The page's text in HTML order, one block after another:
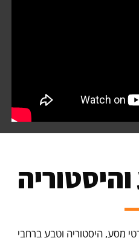
מסע, היסטוריה וטבע ברחבי